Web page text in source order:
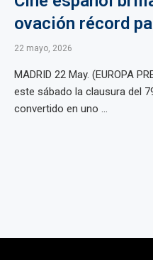
ovación récord
22 mayo, 2026
MADRID 22 May. (EUROPA
este sábado la clausura del
convertido en uno ...